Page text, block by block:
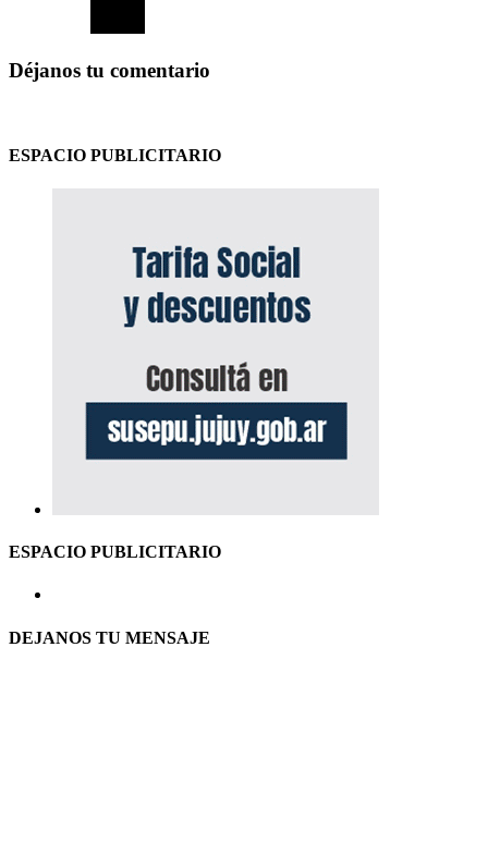
Déjanos tu comentario
ESPACIO PUBLICITARIO
ESPACIO PUBLICITARIO
DEJANOS TU MENSAJE